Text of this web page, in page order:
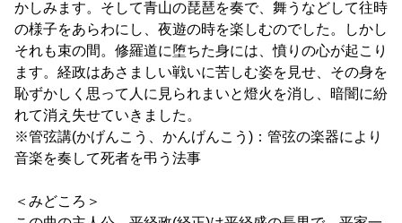
かしみます。そして青山の琵琶を奏で、舞うなどして往時
の様子をあらわにし、夜遊の時を楽しむのでした。しかし
それも束の間。修羅道に堕ちた身には、憤りの心が起こり
ます。経政はあさましい戦いに苦しむ姿を見せ、その身を
恥ずかしく思って人に見られまいと燈火を消し、暗闇に紛
れて消え失せていきました。
※管弦講(かげんこう、かんげんこう)：管弦の楽器により
音楽を奏して死者を弔う法事
＜みどころ＞